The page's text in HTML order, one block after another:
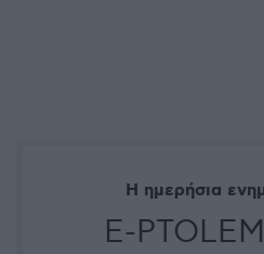
Η ημερήσια
E-